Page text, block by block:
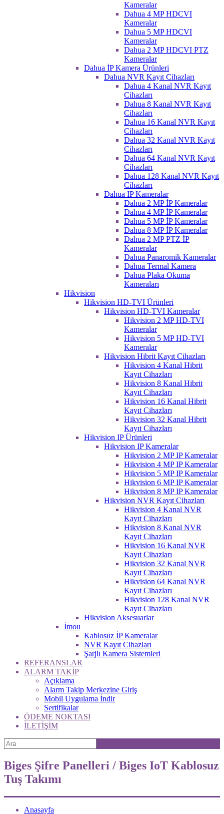
Kameralar
Dahua 4 MP HDCVI
Kameralar
Dahua 5 MP HDCVI
Kameralar
Dahua 2 MP HDCVI PTZ
Kameralar
Dahua İP Kamera Ürünleri
Dahua NVR Kayıt Cihazları
Dahua 4 Kanal NVR Kayıt
Cihazları
Dahua 8 Kanal NVR Kayıt
Cihazları
Dahua 16 Kanal NVR Kayıt
Cihazları
Dahua 32 Kanal NVR Kayıt
Cihazları
Dahua 64 Kanal NVR Kayıt
Cihazları
Dahua 128 Kanal NVR Kayıt
Cihazları
Dahua IP Kameralar
Dahua 2 MP İP Kameralar
Dahua 4 MP İP Kameralar
Dahua 5 MP İP Kameralar
Dahua 8 MP İP Kameralar
Dahua 2 MP PTZ İP
Kameralar
Dahua Panaromik Kameralar
Dahua Termal Kamera
Dahua Plaka Okuma
Kameraları
Hikvision
Hikvision HD-TVI Ürünleri
Hikvision HD-TVI Kameralar
Hikvision 2 MP HD-TVI
Kameralar
Hikvision 5 MP HD-TVI
Kameralar
Hikvision Hibrit Kayıt Cihazları
Hikvision 4 Kanal Hibrit
Kayıt Cihazları
Hikvision 8 Kanal Hibrit
Kayıt Cihazları
Hikvision 16 Kanal Hibrit
Kayıt Cihazları
Hikvision 32 Kanal Hibrit
Kayıt Cihazları
Hikvision IP Ürünleri
Hikvision IP Kameralar
Hikvision 2 MP IP Kameralar
Hikvision 4 MP IP Kameralar
Hikvision 5 MP IP Kameralar
Hikvision 6 MP IP Kameralar
Hikvision 8 MP IP Kameralar
Hikvision NVR Kayıt Cihazları
Hikvision 4 Kanal NVR
Kayıt Cihazları
Hikvision 8 Kanal NVR
Kayıt Cihazları
Hikvision 16 Kanal NVR
Kayıt Cihazları
Hikvision 32 Kanal NVR
Kayıt Cihazları
Hikvision 64 Kanal NVR
Kayıt Cihazları
Hikvision 128 Kanal NVR
Kayıt Cihazları
Hikvision Aksesuarlar
İmou
Kablosuz İP Kameralar
NVR Kayıt Cihazları
Şarjlı Kamera Sistemleri
REFERANSLAR
ALARM TAKİP
Açıklama
Alarm Takip Merkezine Giriş
Mobil Uygulama İndir
Sertifikalar
ÖDEME NOKTASI
İLETİŞİM
Biges Şifre Panelleri / Biges IoT Kablosuz
Tuş Takımı
Anasayfa